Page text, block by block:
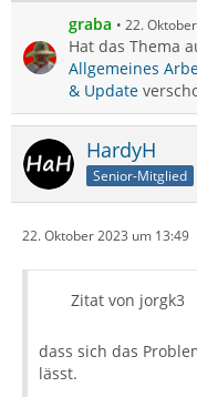
graba 22.
Hat das Thema
Allgemeines
& Update
HardyH
Senior-Mitglied
22. Oktober 2023 um 13:49
Zitat von jorgk3
dass sich das
lässt.